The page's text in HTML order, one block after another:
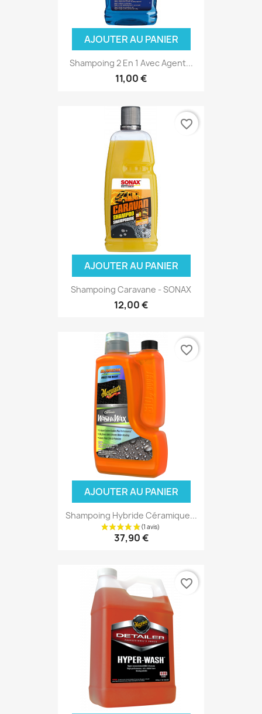
AJOUTER AU PANIER
Shampoing 2 En 1 Avec Agent...
11,00 €
AJOUTER AU PANIER
Shampoing Caravane - SONAX
12,00 €
favorite_border
AJOUTER AU PANIER
Shampoing Hybride Céramique...
37,90 €
favorite_border
favorite_border